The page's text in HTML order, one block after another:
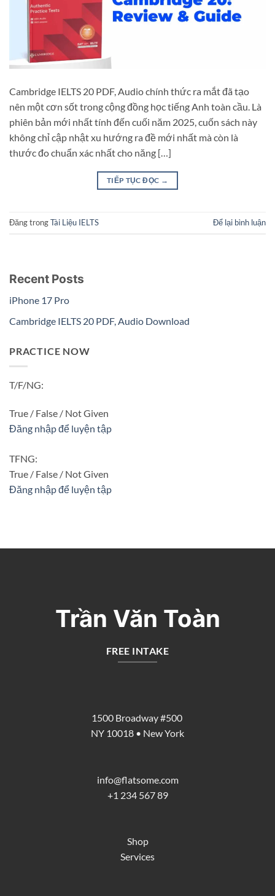
Cambridge IELTS 20 PDF, Audio chính thức ra mắt đã tạo
nên một cơn sốt trong cộng đồng học tiếng Anh toàn cầu. Là
phiên bản mới nhất tính đến cuối năm 2025, cuốn sách này
không chỉ cập nhật xu hướng ra đề mới nhất mà còn là
thước đo chuẩn xác nhất cho năng […]
TIẾP TỤC ĐỌC →
Đăng trongTài Liệu IELTS Để lại bình luận
Recent Posts
iPhone 17 Pro
Cambridge IELTS 20 PDF, Audio Download
PRACTICE NOW
T/F/NG:
True / False / Not Given
Đăng nhập để luyện tập
TFNG:
True / False / Not Given
Đăng nhập để luyện tập
Trần Văn Toàn
FREE INTAKE
1500 Broadway #500
NY 10018 • New York
info@flatsome.com
+1 234 567 89
Shop
Services